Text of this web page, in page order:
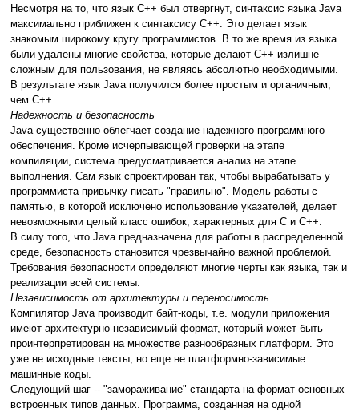
Несмотря на то, что язык С++ был отвергнут, синтаксис языка Java
максимально приближен к синтаксису С++. Это делает язык
знакомым широкому кругу программистов. В то же время из языка
были удалены многие свойства, которые делают С++ излишне
сложным для пользования, не являясь абсолютно необходимыми.
В результате язык Java получился более простым и органичным,
чем С++.
Надежность и безопасность
Java существенно облегчает создание надежного программного
обеспечения. Кроме исчерпывающей проверки на этапе
компиляции, система предусматривается анализ на этапе
выполнения. Сам язык спроектирован так, чтобы вырабатывать у
программиста привычку писать "правильно". Модель работы с
памятью, в которой исключено использование указателей, делает
невозможными целый класс ошибок, характерных для С и С++.
В силу того, что Java предназначена для работы в распределенной
среде, безопасность становится чрезвычайно важной проблемой.
Требования безопасности определяют многие черты как языка, так и
реализации всей системы.
Независимость от архитектуры и переносимость.
Компилятор Java производит байт-коды, т.е. модули приложения
имеют архитектурно-независимый формат, который может быть
проинтерпретирован на множестве разнообразных платформ. Это
уже не исходные тексты, но еще не платформно-зависимые
машинные коды.
Следующий шаг -- "замораживание" стандарта на формат основных
встроенных типов данных. Программа, созданная на одной